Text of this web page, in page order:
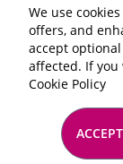
We use
offers, and
accept
affected. If you
Cookie Policy
Information
Alcohol
General terms of
Mentions légales